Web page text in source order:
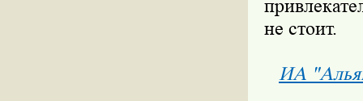
не стоит.
ИА